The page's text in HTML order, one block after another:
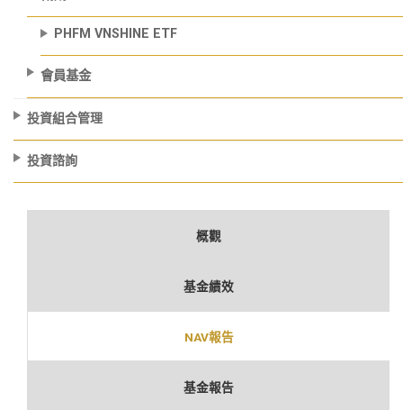
PHFM VNSHINE ETF
會員基金
投資組合管理
投資諮詢
概觀
基金績效
NAV報告
基金報告